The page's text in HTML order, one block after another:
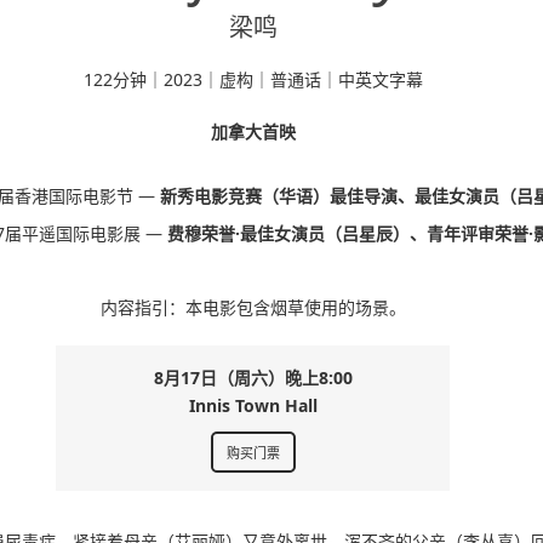
梁鸣
122分钟｜2023｜虚构｜普通话｜中英文字幕
加拿大首映
香港国际电影节 —新秀电影竞赛（华语）最佳导演、最佳女演员（吕
届平遥国际电影展 — 费穆荣誉·最佳女演员（吕星辰）、青年评审荣誉·
内容指引：本电影包含烟草使用的场景。
8月17日（周六）晚上8:00
Innis Town Hall
购买门票